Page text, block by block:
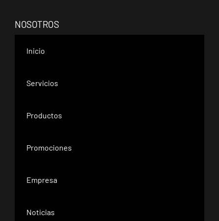
NOSOTROS
Inicio
Servicios
Productos
Promociones
Empresa
Noticias